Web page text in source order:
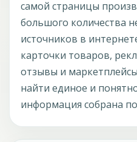
самой страницы
большого количества
источников в
карточки товаров,
отзывы и
найти единое и
информация собрана